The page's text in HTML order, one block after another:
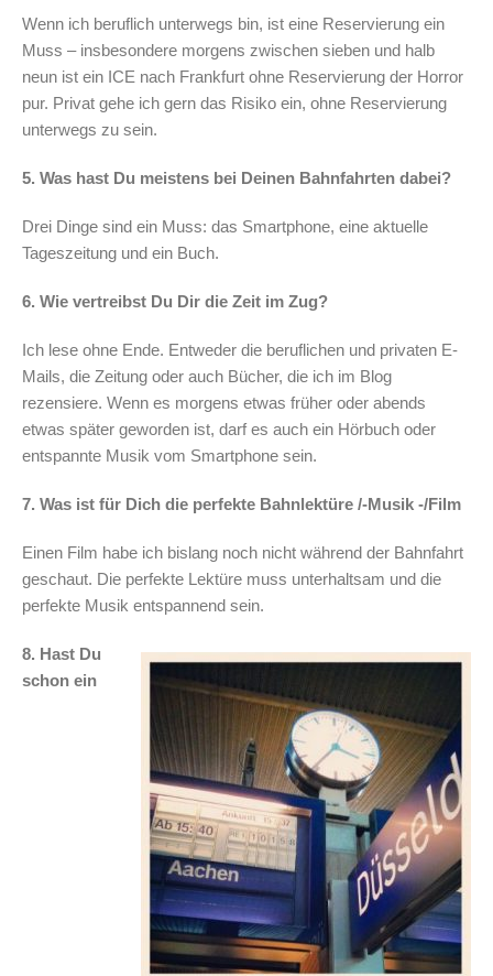
Wenn ich beruflich unterwegs bin, ist eine Reservierung ein
Muss – insbesondere morgens zwischen sieben und halb
neun ist ein ICE nach Frankfurt ohne Reservierung der Horror
pur. Privat gehe ich gern das Risiko ein, ohne Reservierung
unterwegs zu sein.
5. Was hast Du meistens bei Deinen Bahnfahrten dabei?
Drei Dinge sind ein Muss: das Smartphone, eine aktuelle
Tageszeitung und ein Buch.
6. Wie vertreibst Du Dir die Zeit im Zug?
Ich lese ohne Ende. Entweder die beruflichen und privaten E-
Mails, die Zeitung oder auch Bücher, die ich im Blog
rezensiere. Wenn es morgens etwas früher oder abends
etwas später geworden ist, darf es auch ein Hörbuch oder
entspannte Musik vom Smartphone sein.
7. Was ist für Dich die perfekte Bahnlektüre /-Musik -/Film
Einen Film habe ich bislang noch nicht während der Bahnfahrt
geschaut. Die perfekte Lektüre muss unterhaltsam und die
perfekte Musik entspannend sein.
8. Hast Du
schon ein